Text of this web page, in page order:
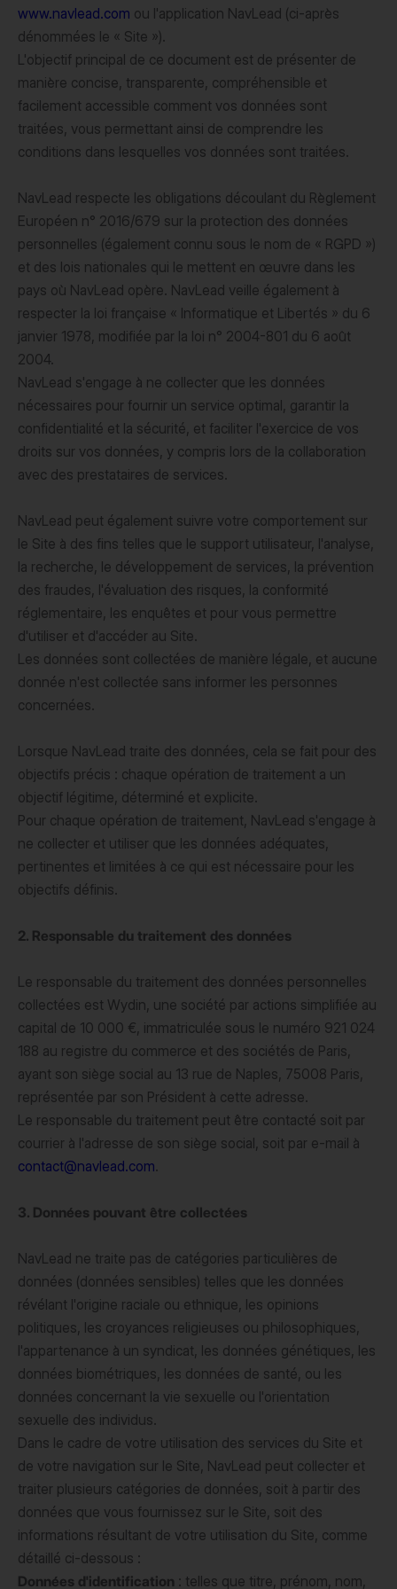
www.navlead.com ou l'application NavLead (ci-après
dénommées le « Site »).
L'objectif principal de ce document est de présenter de
manière concise, transparente, compréhensible et
facilement accessible comment vos données sont
traitées, vous permettant ainsi de comprendre les
conditions dans lesquelles vos données sont traitées.
NavLead respecte les obligations découlant du Règlement
Européen n° 2016/679 sur la protection des données
personnelles (également connu sous le nom de « RGPD »)
et des lois nationales qui le mettent en œuvre dans les
pays où NavLead opère. NavLead veille également à
respecter la loi française « Informatique et Libertés » du 6
janvier 1978, modifiée par la loi n° 2004-801 du 6 août
2004.
NavLead s'engage à ne collecter que les données
nécessaires pour fournir un service optimal, garantir la
confidentialité et la sécurité, et faciliter l'exercice de vos
droits sur vos données, y compris lors de la collaboration
avec des prestataires de services.
NavLead peut également suivre votre comportement sur
le Site à des fins telles que le support utilisateur, l'analyse,
la recherche, le développement de services, la prévention
des fraudes, l'évaluation des risques, la conformité
réglementaire, les enquêtes et pour vous permettre
d'utiliser et d'accéder au Site.
Les données sont collectées de manière légale, et aucune
donnée n'est collectée sans informer les personnes
concernées.
Lorsque NavLead traite des données, cela se fait pour des
objectifs précis : chaque opération de traitement a un
objectif légitime, déterminé et explicite.
Pour chaque opération de traitement, NavLead s'engage à
ne collecter et utiliser que les données adéquates,
pertinentes et limitées à ce qui est nécessaire pour les
objectifs définis.
2. Responsable du traitement des données
Le responsable du traitement des données personnelles
collectées est Wydin, une société par actions simplifiée au
capital de 10 000 €, immatriculée sous le numéro 921 024
188 au registre du commerce et des sociétés de Paris,
ayant son siège social au 13 rue de Naples, 75008 Paris,
représentée par son Président à cette adresse.
Le responsable du traitement peut être contacté soit par
courrier à l'adresse de son siège social, soit par e-mail à
contact@navlead.com.
3. Données pouvant être collectées
NavLead ne traite pas de catégories particulières de
données (données sensibles) telles que les données
révélant l'origine raciale ou ethnique, les opinions
politiques, les croyances religieuses ou philosophiques,
l'appartenance à un syndicat, les données génétiques, les
données biométriques, les données de santé, ou les
données concernant la vie sexuelle ou l'orientation
sexuelle des individus.
Dans le cadre de votre utilisation des services du Site et
de votre navigation sur le Site, NavLead peut collecter et
traiter plusieurs catégories de données, soit à partir des
données que vous fournissez sur le Site, soit des
informations résultant de votre utilisation du Site, comme
détaillé ci-dessous :
Données d'identification : telles que titre, prénom, nom,